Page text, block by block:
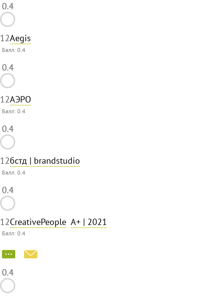
0.4
12Aegis
Балл:0.4
0.4
12АЭРО
Балл:0.4
0.4
12бстд | brandstudio
Балл:0.4
0.4
12CreativePeople A+ | 2021
Балл:0.4
0.4